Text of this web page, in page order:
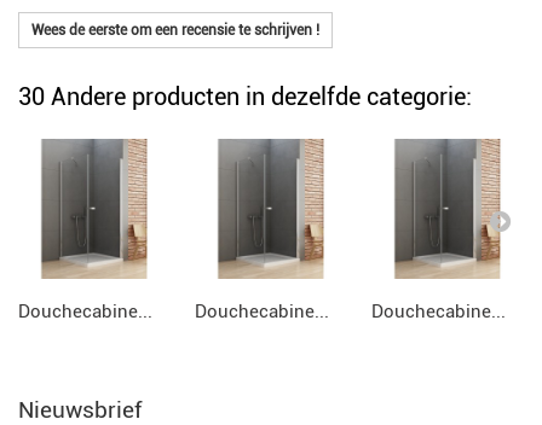
Wees de eerste om een recensie te schrijven !
30 Andere producten in dezelfde categorie:
Douchecabine... Douchecabine... Douchecabine...
Nieuwsbrief